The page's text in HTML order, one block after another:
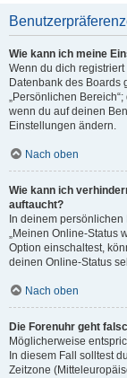
Wie kann ich meine
Wenn du dich
Datenbank des Boards
„Persönlichen
wenn du auf deinen
Einstellungen ändern.
Nach oben
Wie kann ich
auftaucht?
In deinem
„Meinen Online-Status
Option einschaltest,
deinen Online-Status
Nach oben
Die Forenuhr geht
Möglicherweise
In diesem Fall solltest
Zeitzone